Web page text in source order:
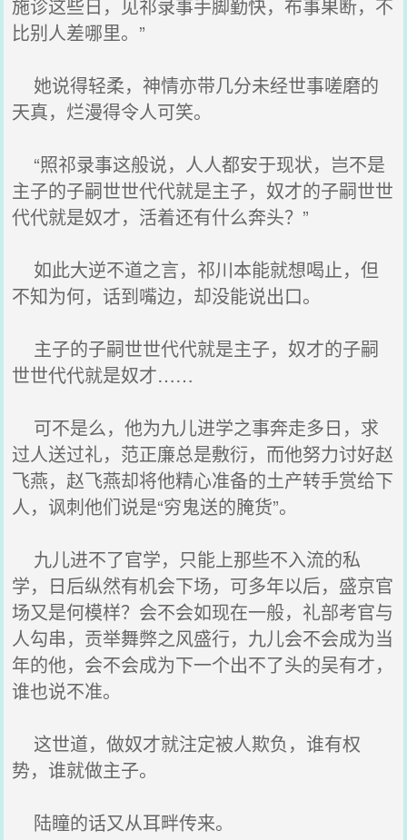
施诊这些日，见祁录事手脚勤快，布事果断，不
比别人差哪里。”
她说得轻柔，神情亦带几分未经世事嗟磨的
天真，烂漫得令人可笑。
“照祁录事这般说，人人都安于现状，岂不是
主子的子嗣世世代代就是主子，奴才的子嗣世世
代代就是奴才，活着还有什么奔头？”
如此大逆不道之言，祁川本能就想喝止，但
不知为何，话到嘴边，却没能说出口。
主子的子嗣世世代代就是主子，奴才的子嗣
世世代代就是奴才……
可不是么，他为九儿进学之事奔走多日，求
过人送过礼，范正廉总是敷衍，而他努力讨好赵
飞燕，赵飞燕却将他精心准备的土产转手赏给下
人，讽刺他们说是“穷鬼送的腌货”。
九儿进不了官学，只能上那些不入流的私
学，日后纵然有机会下场，可多年以后，盛京官
场又是何模样？会不会如现在一般，礼部考官与
人勾串，贡举舞弊之风盛行，九儿会不会成为当
年的他，会不会成为下一个出不了头的吴有才，
谁也说不准。
这世道，做奴才就注定被人欺负，谁有权
势，谁就做主子。
陆瞳的话又从耳畔传来。